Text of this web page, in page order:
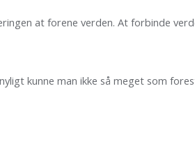
at forene verden. At forbinde
kunne man ikke så meget som